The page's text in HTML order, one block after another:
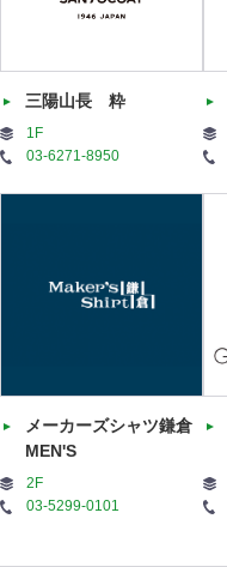
三陽山長 粋
1F
03-6271-8950
メーカーズシャツ鎌倉
MEN'S
2F
03-5299-0101